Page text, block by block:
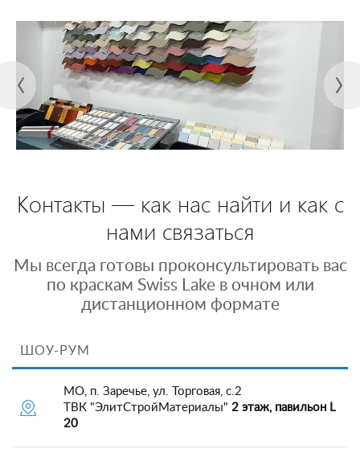
Контакты — как нас найти и как с
нами связаться
Мы всегда готовы проконсультировать вас
по краскам Swiss Lake в очном или
дистанционном формате
ШОУ-РУМ
МО, п. Заречье, ул. Торговая, с.2
ТВК "ЭлитСтройМатериалы" 2 этаж, павильон L
20